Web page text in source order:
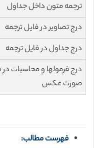
ترجمه متون داخل جداول
درج تصاویر در فایل ترجمه
درج جداول در فایل ترجمه
درج فرمولها و محاسبات در
صورت عکس
فهرست مطالب: